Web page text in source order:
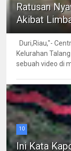
Ratusan
Akibat
Duri,Riau,"-
Kelurahan
sebuah video di
10
Ini Kata